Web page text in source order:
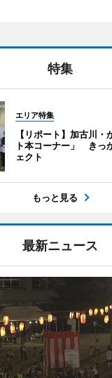
特集
エリア特集
【リポート】加古川
ト本コーナー」 きっ
ェクト
もっと見る
最新ニュース